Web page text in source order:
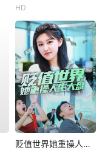
HD
贬值世界她重操人生大盘